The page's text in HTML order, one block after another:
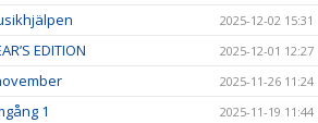
2025-12-02 15:31
EDITION 2025-12-01 12:27
2025-11-26 11:24
1 2025-11-19 11:44